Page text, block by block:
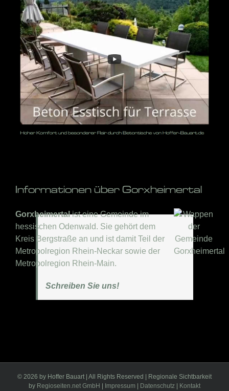
Informationen über Gorxheimertal
Gorxheimertalist eine Gemeinde im
hessischen Odenwald. Sie gehört dem
Kreis Bergstraße an und ist damit Teil der
Metropolregion Rhein-Neckar sowie der
Metropolregion Rhein-Main.
Schreiben Sie uns!
© 2026 by Hoffer Bauart | All Rights Reserved | Regionale Sichtbarkeit
by Regioseiten.net GmbH | Impressum | Datenschutz | Kontakt